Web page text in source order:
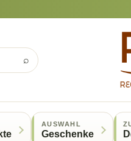
⌕
AUSWAHL
Geschenke